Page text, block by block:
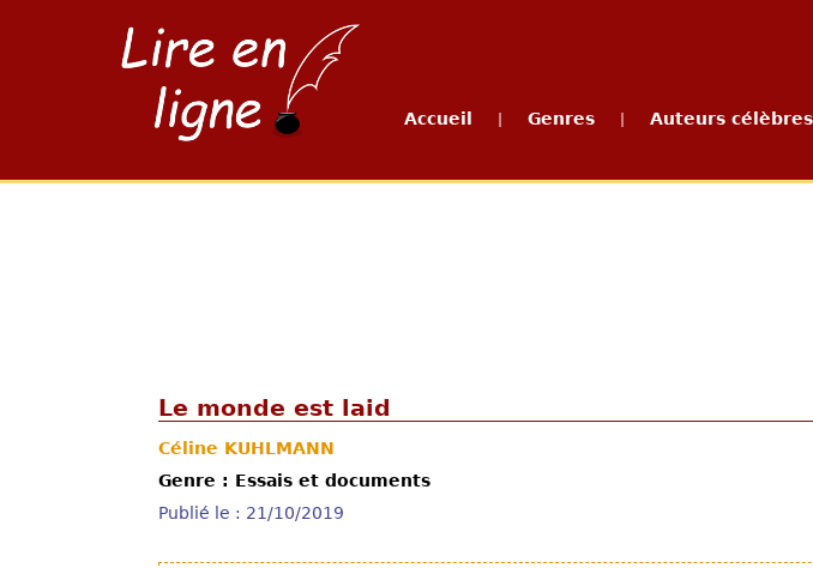
Accueil Genres Auteurs célèbres
Le monde est laid
Céline KUHLMANN
Genre : Essais et documents
Publié le : 21/10/2019